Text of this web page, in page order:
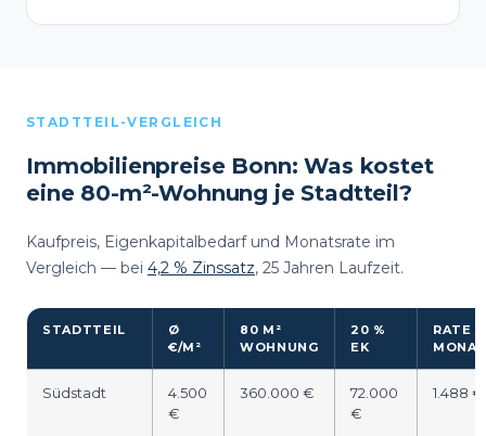
STADTTEIL-VERGLEICH
Immobilienpreise Bonn: Was kostet
eine 80-m²-Wohnung je Stadtteil?
Kaufpreis, Eigenkapitalbedarf und Monatsrate im
Vergleich — bei 4,2 % Zinssatz, 25 Jahren Laufzeit.
STADTTEIL
Ø
€/M²
80 M²
WOHNUNG
20 %
EK
RATE /
Südstadt
4.500
€
360.000 €
72.000
€
1.488 €